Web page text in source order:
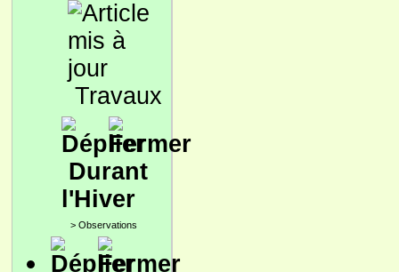
Travaux
Durant
l'Hiver
> Observations